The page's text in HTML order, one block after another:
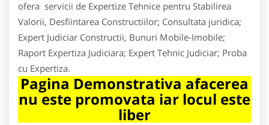
ofera servicii de Expertize Tehnice pentru Stabilirea
Valorii, Desfiintarea Constructiilor; Consultata juridica;
Expert Judiciar Constructii, Bunuri Mobile-Imobile;
Raport Expertiza Judiciara; Expert Tehnic Judiciar; Proba
cu Expertiza.
Pagina Demonstrativa afacerea
nu este promovata iar locul este
liber